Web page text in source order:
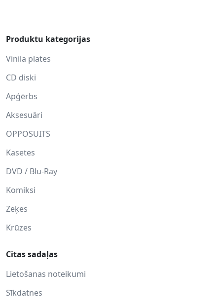
Produktu kategorijas
Vinila plates
CD diski
Apģērbs
Aksesuāri
OPPOSUITS
Kasetes
DVD / Blu-Ray
Komiksi
Zeķes
Krūzes
Citas sadaļas
Lietošanas noteikumi
Sīkdatnes